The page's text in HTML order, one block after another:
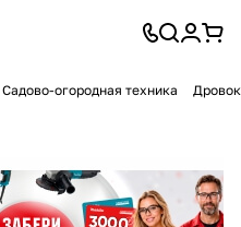
Садово-огородная техника